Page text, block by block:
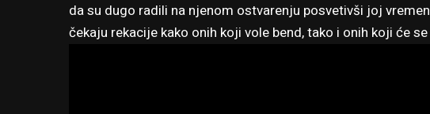
da su dugo radili na njenom ostvarenju posvetivši joj
čekaju rekacije kako onih koji vole bend, tako i onih koji će